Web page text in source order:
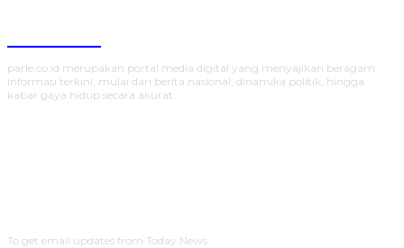
parle.co.id merupakan portal media digital yang menyajikan beragam
informasi terkini, mulai dari berita nasional, dinamika politik, hingga
kabar gaya hidup secara akurat.
To get email updates from Today News.